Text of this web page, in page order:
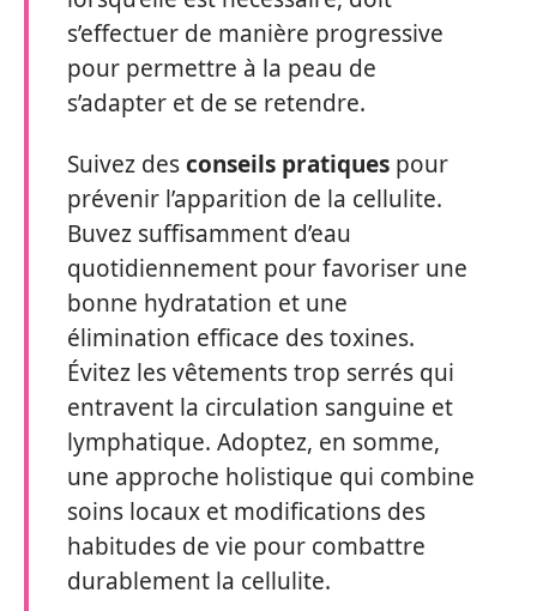
s’effectuer de manière progressive
pour permettre à la peau de
s’adapter et de se retendre.
Suivez desconseils pratiques pour
prévenir l’apparition de la cellulite.
Buvez suffisamment d’eau
quotidiennement pour favoriser une
bonne hydratation et une
élimination efficace des toxines.
Évitez les vêtements trop serrés qui
entravent la circulation sanguine et
lymphatique. Adoptez, en somme,
une approche holistique qui combine
soins locaux et modifications des
habitudes de vie pour combattre
durablement la cellulite.